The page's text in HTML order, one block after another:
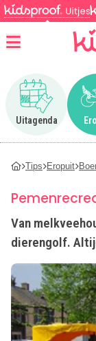
Uitagenda
Ga naar
Tips Eropuit
Van
dierengolf.